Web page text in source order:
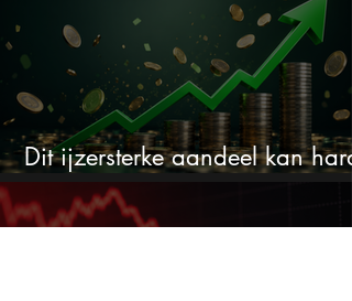
Dit ijzersterke aandeel kan hard
stijgen maar bijna niemand kijkt